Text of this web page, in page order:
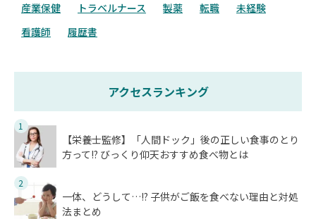
産業保健 トラベルナース 製薬 転職
未経験
看護師
履歴書
アクセスランキング
1
【栄養士監修】「人間ドック」後の正しい食事のとり
方って!? びっくり仰天おすすめ食べ物とは
2
一体、どうして…!? 子供がご飯を食べない理由と対処
法まとめ